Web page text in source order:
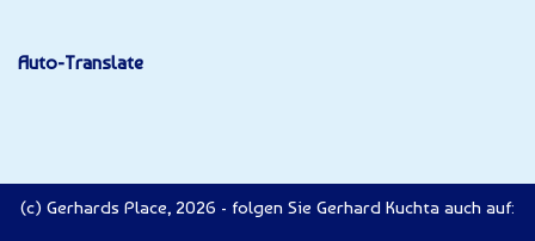
Auto-Translate
(c) Gerhards Place, 2026 - folgen Sie Gerhard Kuchta auch auf: